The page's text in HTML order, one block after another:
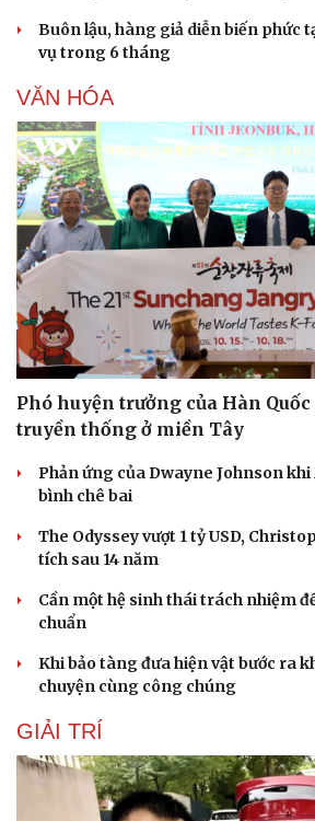
Hạt
Buôn lậu, hàng giả diễn biến phức
vụ trong 6 tháng
VĂN HÓA
Phó huyện trưởng của Hàn
truyền thống ở miền Tây
Phản ứng của Dwayne Johnson
bình chê bai
The Odyssey vượt 1 tỷ USD,
tích sau 14 năm
Cần một hệ sinh thái trách nhiệm
chuẩn
Khi bảo tàng đưa hiện vật bước ra
chuyện cùng công chúng
GIẢI TRÍ